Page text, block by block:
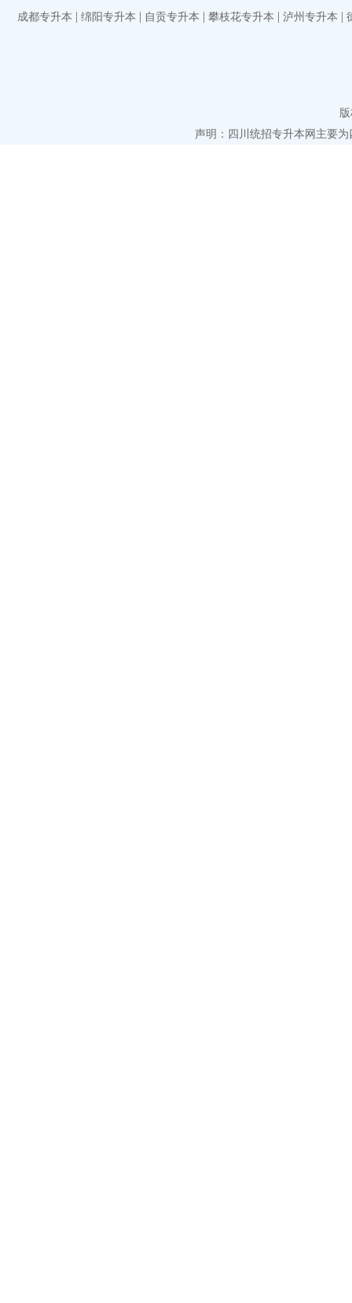
成都专升本 | 绵阳专升本 | 自贡专升本 | 攀枝花专升本 | 泸州专升本 |
声明：四川统招专升本网主要